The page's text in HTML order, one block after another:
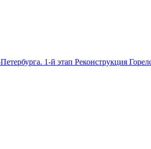
1-й этап Реконструкция